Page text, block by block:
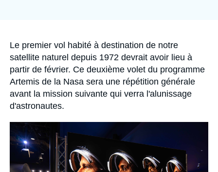
Accroche
Le premier vol habité à destination de notre
satellite naturel depuis 1972 devrait avoir lieu à
partir de février. Ce deuxième volet du programme
Artemis de la Nasa sera une répétition générale
avant la mission suivante qui verra l'alunissage
d'astronautes.
Image
principale
médiatique